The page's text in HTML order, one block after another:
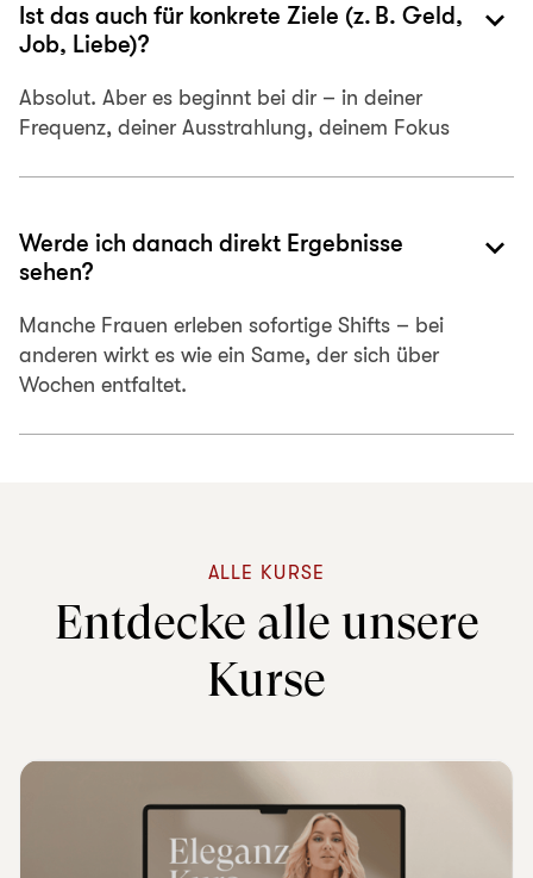
Ist das auch für konkrete Ziele (z. B. Geld,
Job, Liebe)?
keyboard_arrow_down
Absolut. Aber es beginnt bei dir – in deiner
Frequenz, deiner Ausstrahlung, deinem Fokus
Werde ich danach direkt Ergebnisse
sehen?
keyboard_arrow_down
Manche Frauen erleben sofortige Shifts – bei
anderen wirkt es wie ein Same, der sich über
Wochen entfaltet.
ALLE KURSE
Entdecke alle unsere
Kurse